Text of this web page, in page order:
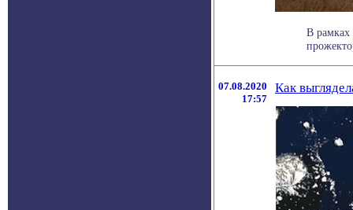
В рамках
07.08.2020
17:57
Как